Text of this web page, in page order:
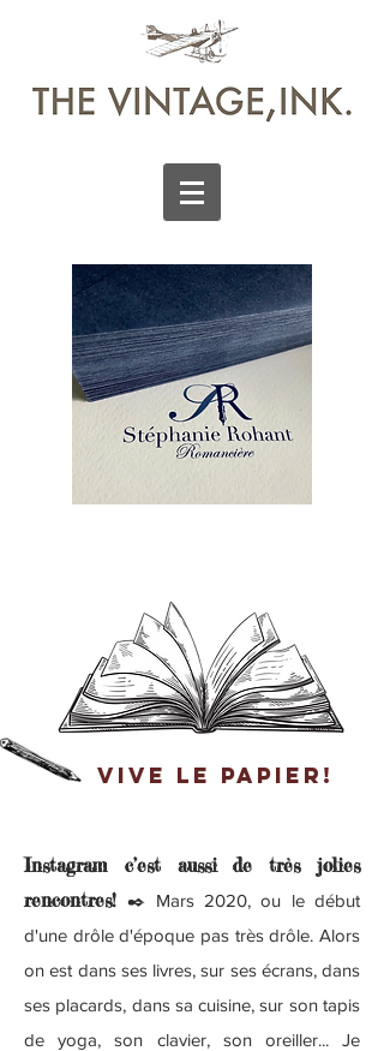
VIVE LE PAPIER!
Instagram c’est aussi de très jolies
rencontres! ✒️ Mars 2020, ou le début
d'une drôle d'époque pas très drôle. Alors
on est dans ses livres, sur ses écrans, dans
ses placards, dans sa cuisine, sur son tapis
de yoga, son clavier, son oreiller... Je